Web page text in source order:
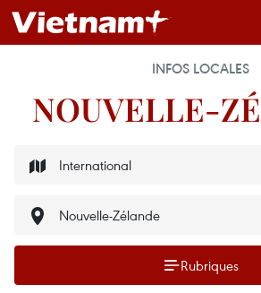
INFOS LOCALES
NOUVELLE-
Rubriques